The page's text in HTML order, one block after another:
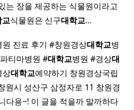
는 장을 제공하는 식물원이라고
식물원은 신구대학교…
원 진료 후기 #창원경상대학교병
티마병원 #대학교병원 #경상대
상대학교예약하기 창원경상국립
원시 성산구 삼정자로 11 창원경
다용~! 이 글을 적을까 말까하다